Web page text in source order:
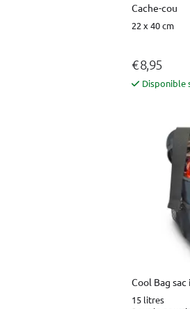
Cache-cou
22 x 40 cm
€ 8,95
Disponible
Cool Bag
15 litres